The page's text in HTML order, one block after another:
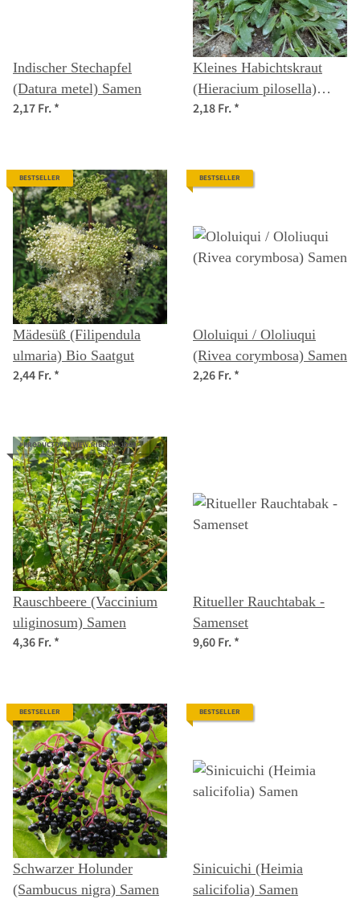
Indischer Stechapfel
(Datura metel) Samen
2,17 Fr.*
Kleines Habichtskraut
(Hieracium pilosella)
Samen
2,18 Fr.*
BESTSELLER
Mädesüß (Filipendula
ulmaria) Bio Saatgut
2,44 Fr.*
BESTSELLER
Ololuiqui / Ololiuqui
(Rivea corymbosa) Samen
2,26 Fr.*
#PRODUCTOVERVIEW.RIBBON--100#
Rauschbeere (Vaccinium
uliginosum) Samen
4,36 Fr.*
Ritueller Rauchtabak -
Samenset
9,60 Fr.*
BESTSELLER
Schwarzer Holunder
(Sambucus nigra) Samen
BESTSELLER
Sinicuichi (Heimia
salicifolia) Samen